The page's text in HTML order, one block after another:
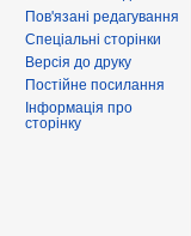
Пов'язані редагування
Спеціальні сторінки
Версія до друку
Постійне посилання
Інформація про
сторінку